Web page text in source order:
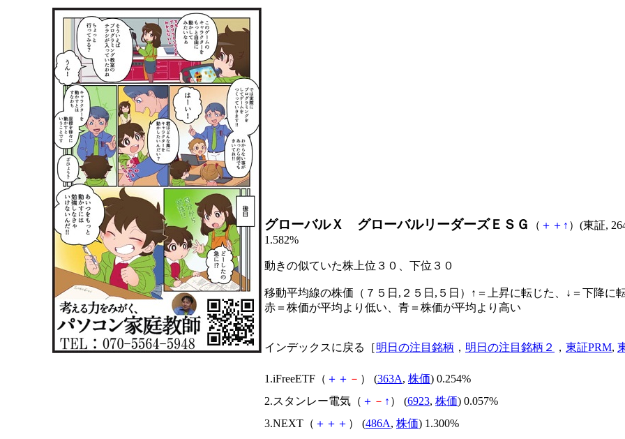
グローバルＸ グローバルリーダーズＥＳＧ （ ＋ ＋ ↑ ）(東証,
1.582%
動きの似ていた株上位３０、下位３０
移動平均線の株価（７５日,２５日,５日）↑＝上昇に転じた、↓＝下降に
赤＝株価が平均より低い、青＝株価が平均より高い
インデックスに戻る［明日の注目銘柄 ， 明日の注目銘柄２ ， 東証PRM,
1.iFreeETF（ ＋ ＋ － ） (363A, 株価) 0.254%
2.スタンレー電気（ ＋ － ↑ ） (6923, 株価) 0.057%
3.NEXT（ ＋ ＋ ＋ ） (486A, 株価) 1.300%